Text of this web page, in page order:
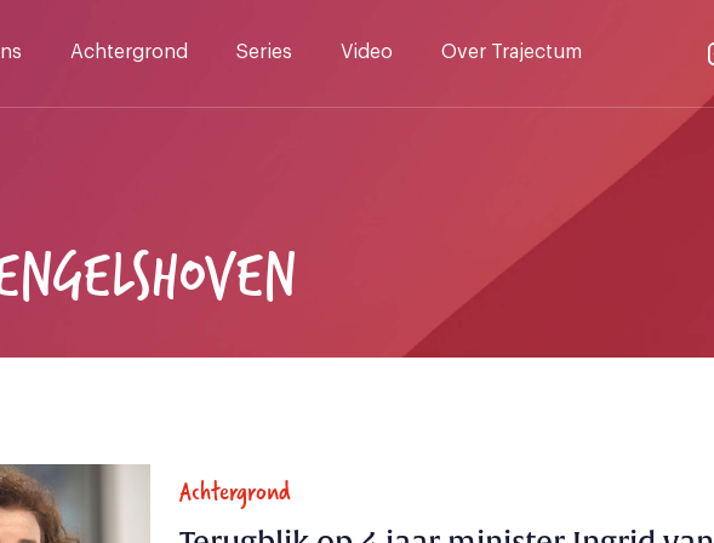
Achtergrond Series Video Over Trajectum
Achtergrond